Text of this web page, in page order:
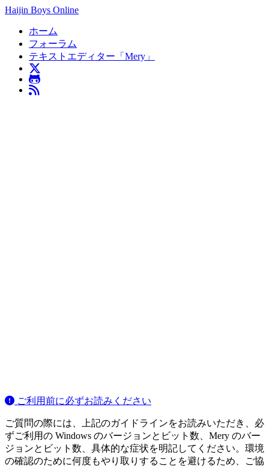
Haijin Boys Online
ホーム
フォーラム
テキストエディター「Mery」
ご利用前に必ずお読みください
ご質問の際には、上記のガイドラインをお読みいただき、必
ずご利用の Windows のバージョンとビット数、Mery のバー
ジョンとビット数、具体的な症状を明記してください。環境
の確認のために何度もやり取りすることを避けるため、ご協